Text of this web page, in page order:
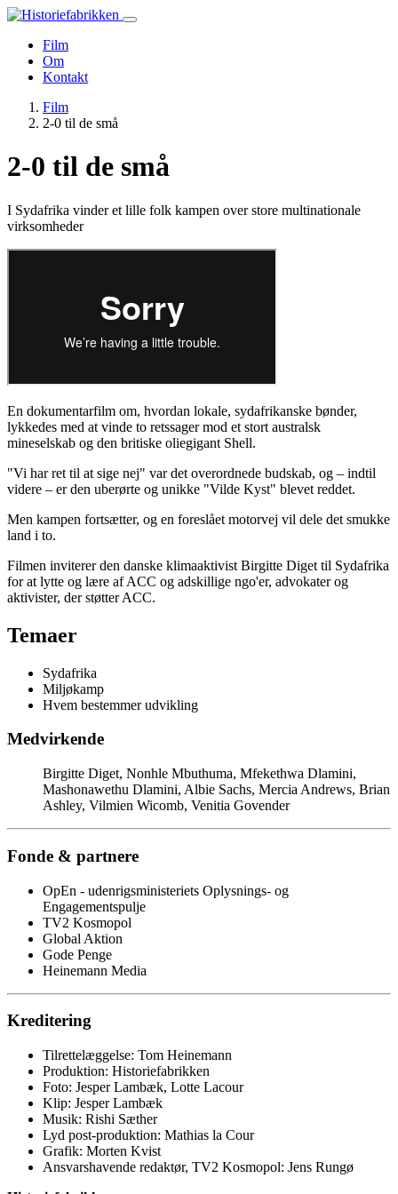
Film
Om
Kontakt
Film
2-0 til de små
2-0 til de små
I Sydafrika vinder et lille folk kampen over store multinationale
virksomheder
En dokumentarfilm om, hvordan lokale, sydafrikanske bønder,
lykkedes med at vinde to retssager mod et stort australsk
mineselskab og den britiske oliegigant Shell.
"Vi har ret til at sige nej" var det overordnede budskab, og – indtil
videre – er den uberørte og unikke "Vilde Kyst" blevet reddet.
Men kampen fortsætter, og en foreslået motorvej vil dele det smukke
land i to.
Filmen inviterer den danske klimaaktivist Birgitte Diget til Sydafrika
for at lytte og lære af ACC og adskillige ngo'er, advokater og
aktivister, der støtter ACC.
Temaer
Sydafrika
Miljøkamp
Hvem bestemmer udvikling
Medvirkende
Birgitte Diget, Nonhle Mbuthuma, Mfekethwa Dlamini,
Mashonawethu Dlamini, Albie Sachs, Mercia Andrews, Brian
Ashley, Vilmien Wicomb, Venitia Govender
Fonde & partnere
OpEn - udenrigsministeriets Oplysnings- og
Engagementspulje
TV2 Kosmopol
Global Aktion
Gode Penge
Heinemann Media
Kreditering
Tilrettelæggelse: Tom Heinemann
Produktion: Historiefabrikken
Foto: Jesper Lambæk, Lotte Lacour
Klip: Jesper Lambæk
Musik: Rishi Sæther
Lyd post-produktion: Mathias la Cour
Grafik: Morten Kvist
Ansvarshavende redaktør, TV2 Kosmopol: Jens Rungø